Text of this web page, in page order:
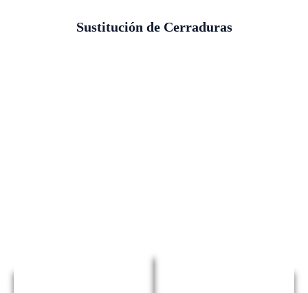
Sustitución de Cerraduras